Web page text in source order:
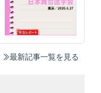
最新記事一覧を見る